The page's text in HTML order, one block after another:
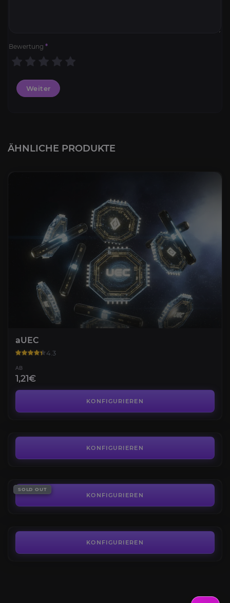
Bewertung *
Weiter
ÄHNLICHE PRODUKTE
aUEC
4.3
AB
1,21€
KONFIGURIEREN
KONFIGURIEREN
SOLD OUT
Account mit F8 Lightning ILW
KONFIGURIEREN
4.5
KONFIGURIEREN